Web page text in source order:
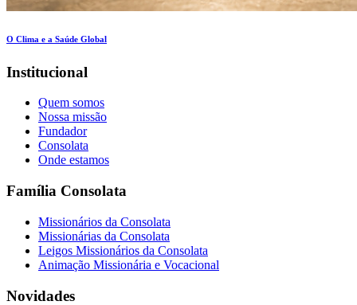
O Clima e a Saúde Global
Institucional
Quem somos
Nossa missão
Fundador
Consolata
Onde estamos
Família Consolata
Missionários da Consolata
Missionárias da Consolata
Leigos Missionários da Consolata
Animação Missionária e Vocacional
Novidades